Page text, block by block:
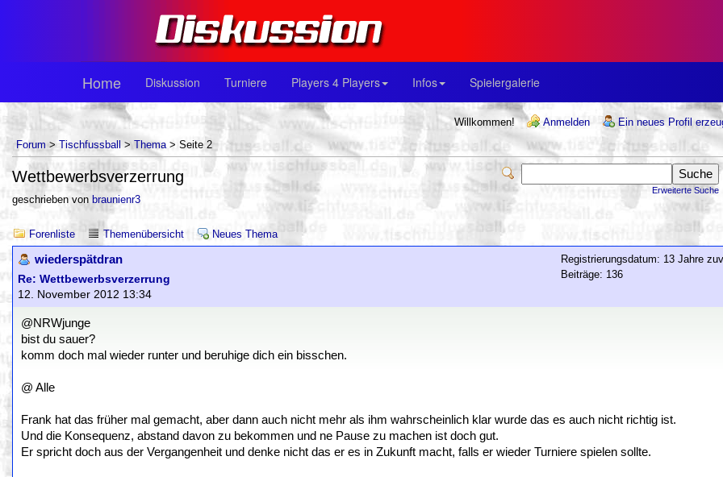
Home Diskussion Turniere Players 4 Players Infos Spielergalerie
Willkommen! Anmelden
Ein neues Profil
Forum > Tischfussball > Thema> Seite 2
Erweiterte Suche
Wettbewerbsverzerrung
geschrieben von braunienr3
Forenliste Themenübersicht Neues Thema
wiederspätdran
Re: Wettbewerbsverzerrung
12. November 2012 13:34
Registrierungsdatum: 13 Jahre
Beiträge: 136
@NRWjunge
bist du sauer?
komm doch mal wieder runter und beruhige dich ein bisschen.
@ Alle
Frank hat das früher mal gemacht, aber dann auch nicht mehr als ihm wahrscheinlich klar wurde das es auch nicht richtig ist.
Und die Konsequenz, abstand davon zu bekommen und ne Pause zu machen ist doch gut.
Er spricht doch aus der Vergangenheit und denke nicht das er es in Zukunft macht, falls er wieder Turniere spielen sollte.